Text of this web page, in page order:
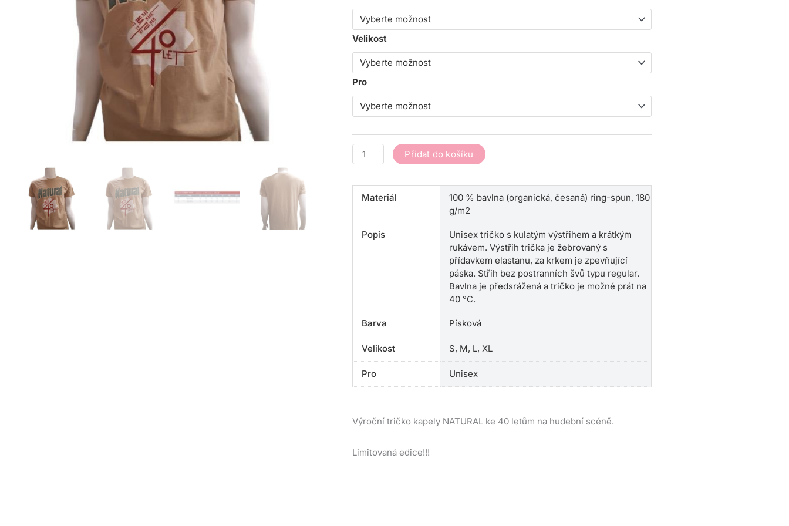
Velikost
Pro
NATURAL
40let
množství
Přidat do košíku
Materiál
100 % bavlna (organická, česaná) ring-spun, 180
g/m2
Popis
Unisex tričko s kulatým výstřihem a krátkým
rukávem. Výstřih trička je žebrovaný s
přídavkem elastanu, za krkem je zpevňující
páska. Střih bez postranních švů typu regular.
Bavlna je předsrážená a tričko je možné prát na
40 °C.
Barva Písková
Velikost S, M, L, XL
Pro Unisex
Výroční tričko kapely NATURAL ke 40 letům na hudební scéně.
Limitovaná edice!!!